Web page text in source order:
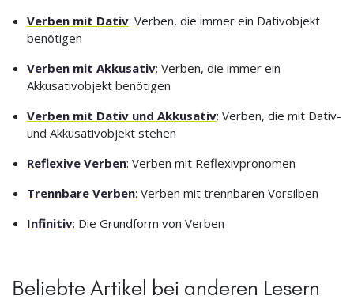
Verben mit Dativ: Verben, die immer ein Dativobjekt
benötigen
Verben mit Akkusativ: Verben, die immer ein
Akkusativobjekt benötigen
Verben mit Dativ und Akkusativ: Verben, die mit Dativ-
und Akkusativobjekt stehen
Reflexive Verben: Verben mit Reflexivpronomen
Trennbare Verben: Verben mit trennbaren Vorsilben
Infinitiv: Die Grundform von Verben
Beliebte Artikel bei anderen Lesern